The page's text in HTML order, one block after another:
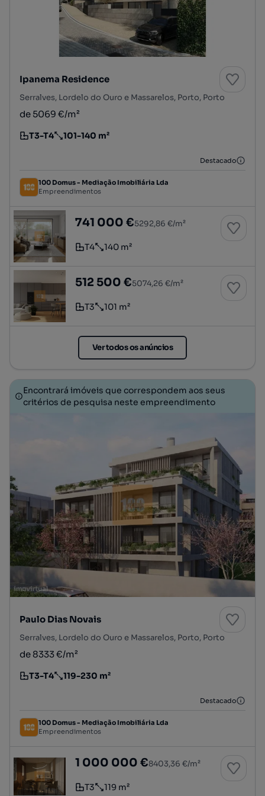
Ipanema Residence
Serralves, Lordelo do Ouro e Massarelos, Porto, Porto
de 5069 €/m²
Tipologia
T3-T4
Preço por metro quadrado
101-140 m²
Destacado
100 Domus - Mediação Imobiliária Lda
Empreendimentos
T4 com varanda e garagem - Ipanema
741 000 €5292,86 €/m²
Tipologia
T4
Preço por metro quadrado
140 m²
T3 com varanda e garagem - Ipanema
512 500 €5074,26 €/m²
Tipologia
T3
Preço por metro quadrado
101 m²
Ver todos os anúncios
Encontrará imóveis que correspondem aos seus
critérios de pesquisa neste empreendimento
Paulo Dias Novais
Serralves, Lordelo do Ouro e Massarelos, Porto, Porto
de 8333 €/m²
Tipologia
T3-T4
Preço por metro quadrado
119-230 m²
Destacado
100 Domus - Mediação Imobiliária Lda
Empreendimentos
T3 com varanda e box - Paulo Dias Novais
1 000 000 €8403,36 €/m²
Tipologia
T3
Preço por metro quadrado
119 m²